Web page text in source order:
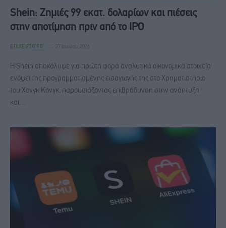
Shein: Ζημιές 99 εκατ. δολαρίων και πιέσεις
στην αποτίμηση πριν από το IPO
ΕΠΙΧΕΙΡΉΣΕΙΣ 27 Ιουλίου, 2026
Η Shein αποκάλυψε για πρώτη φορά αναλυτικά οικονομικά στοιχεία
ενόψει της προγραμματισμένης εισαγωγής της στο Χρηματιστήριο
του Χονγκ Κονγκ, παρουσιάζοντας επιβράδυνση στην ανάπτυξη
και…